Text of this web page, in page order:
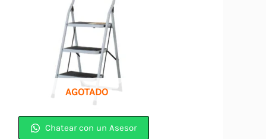
AGOTADO
Chatear con un Asesor